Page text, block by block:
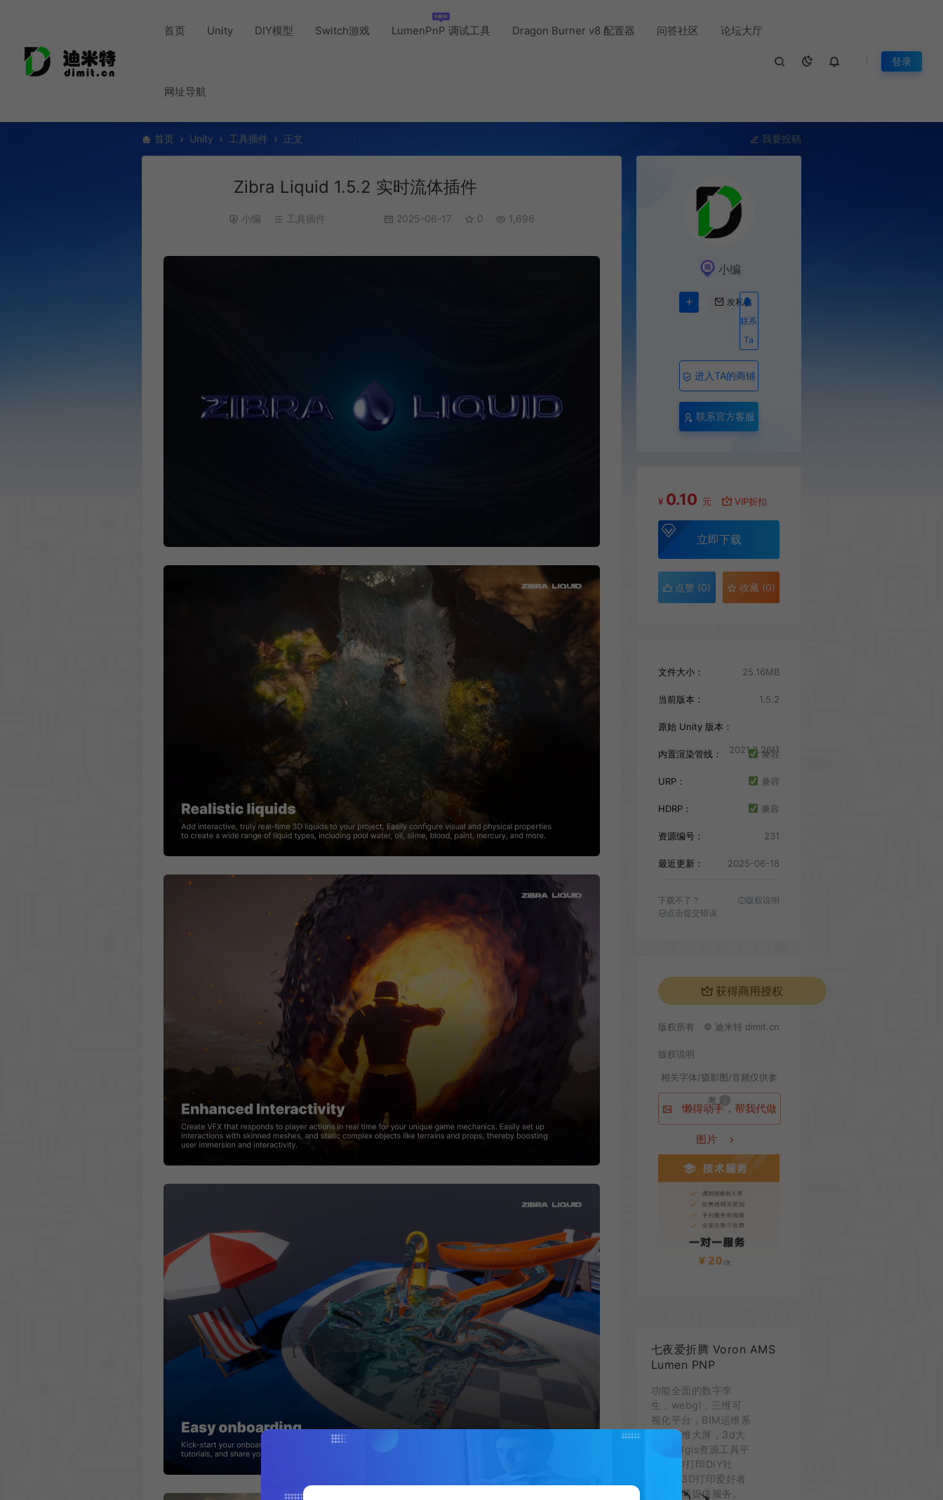
首页 Unity DIY模型 Switch游戏 LumenPnP 调试工具 Dragon Burner v8 配置器 问答社区 论坛大厅
网址导航
登录
首页 Unity 工具插件 正文 我要投稿
Zibra Liquid 1.5.2 实时流体插件
小编 工具插件 2025-06-17 0 1,696
小编
关注Ta 发私信
联系
Ta
进入TA的商铺
联系官方客服
¥ 0.10 元 VIP折扣
立即下载
点赞 (0) 收藏 (0)
文件大小： 25.16MB
当前版本： 1.5.2
原始 Unity 版本：
2021.3.26f1
内置渲染管线： 兼容
URP： 兼容
HDRP： 兼容
资源编号： 231
最近更新： 2025-06-18
下载不了？
点击提交错误
版权说明
获得商用授权
版权所有 © 迪米特 dimit.cn
版权说明
相关字体/摄影图/音频仅供参
考 i
懒得动手，帮我代做
图片
七夜爱折腾 Voron AMS
Lumen PNP
功能全面的数字孪
生，webgl，三维可
视化平台，BIM运维系
统，三维大屏，3d大
屏，3dgis资源工具平
台。3D打印DIY社
区，为3D打印爱好者
和设计师提供服务。